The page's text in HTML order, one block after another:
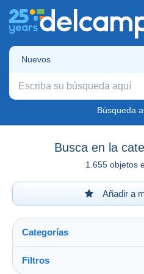
Nuevos
Búsqueda
Busca en la
1.655 objetos
Añadir a
Categorías
Filtros